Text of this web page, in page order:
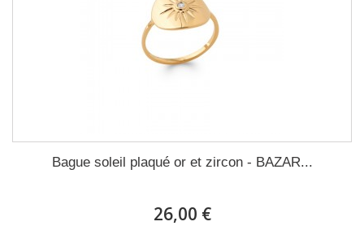
Bague soleil plaqué or et zircon - BAZAR...
26,00 €